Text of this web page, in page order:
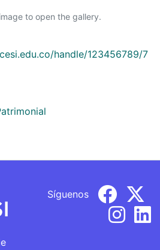
to open the gallery.
handle/123456789/7
Síguenos